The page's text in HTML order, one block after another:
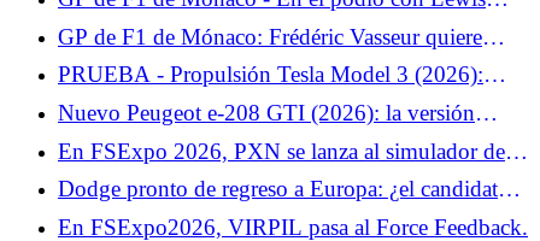
Hamilton, Isack Hadjar sigue viviendo su sueño de
infancia: "No pensé que fuera posible"
GP de F1 de Mónaco: Frédéric Vasseur quiere
encontrar rápidamente soluciones para Charles
Leclerc
PRUEBA - Propulsión Tesla Model 3 (2026):
nuestra opinión sobre el... Al igual que el Tesla
Model Y, el Model 3 da la bienvenida a una nueva
variante simplificada que lo convierte en... Prueba
lunes 8 de junio de 2026
Nuevo Peugeot e-208 GTI (2026): la versión
definitiva presentada el 12 de junio en Le Mans
En FSExpo 2026, PXN se lanza al simulador de
vuelo.
Dodge pronto de regreso a Europa: ¿el candidato a
cargador eléctrico para Francia?
En FSExpo2026, VIRPIL pasa al Force Feedback.